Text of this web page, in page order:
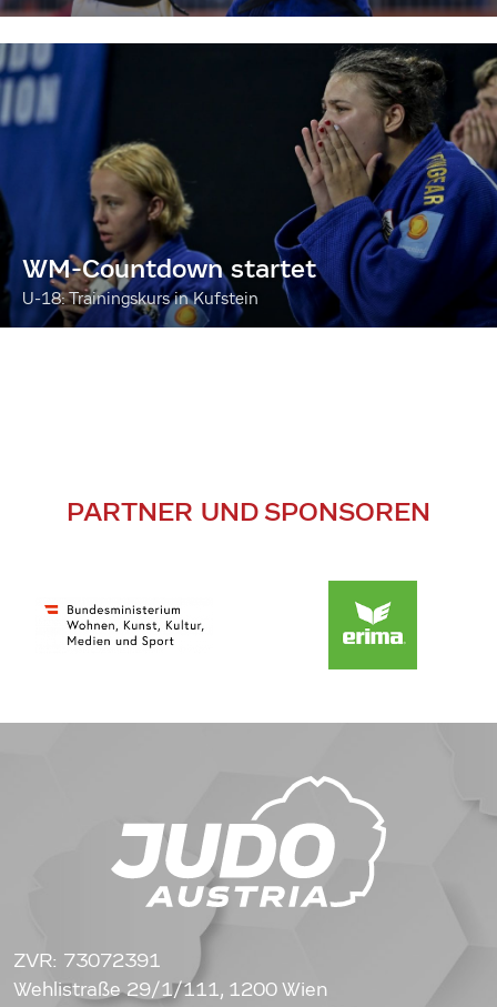
WM-Countdown startet
U-18: Trainingskurs in Kufstein
PARTNER UND SPONSOREN
ZVR: 73072391
Wehlistraße 29/1/111, 1200 Wien